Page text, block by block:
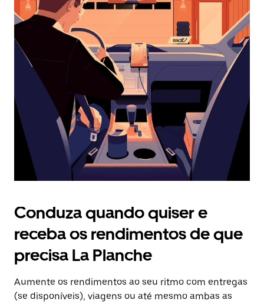
selecionar
uma
data.
Prima
o
botão
o
calendário.
Conduza quando quiser e
receba os rendimentos de que
precisa La Planche
Aumente os rendimentos ao seu ritmo com entregas
(se disponíveis), viagens ou até mesmo ambas as